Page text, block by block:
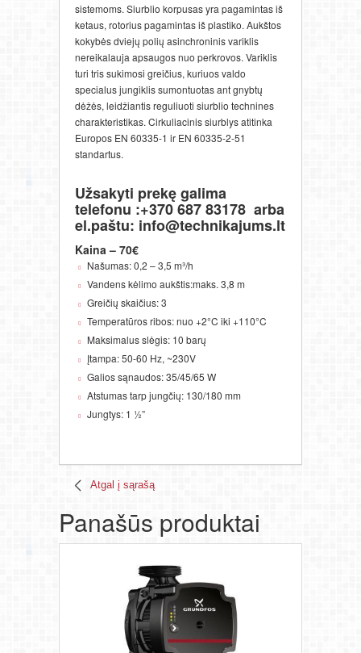
sistemoms. Siurblio korpusas yra pagamintas iš
ketaus, rotorius pagamintas iš plastiko. Aukštos
kokybės dviejų polių asinchroninis variklis
nereikalauja apsaugos nuo perkrovos. Variklis
turi tris sukimosi greičius, kuriuos valdo
specialus jungiklis sumontuotas ant gnybtų
dėžės, leidžiantis reguliuoti siurblio technines
charakteristikas. Cirkuliacinis siurblys atitinka
Europos EN 60335-1 ir EN 60335-2-51
standartus.
Užsakyti prekę galima
telefonu :+370 687 83178 arba
el.paštu: info@technikajums.lt
Kaina – 70€
Našumas: 0,2 – 3,5 m³/h
Vandens kėlimo aukštis:maks. 3,8 m
Greičių skaičius: 3
Temperatūros ribos: nuo +2°C iki +110°C
Maksimalus slėgis: 10 barų
Įtampa: 50-60 Hz, ~230V
Galios sąnaudos: 35/45/65 W
Atstumas tarp jungčių: 130/180 mm
Jungtys: 1 ½”
Atgal į sąrašą
Panašūs produktai